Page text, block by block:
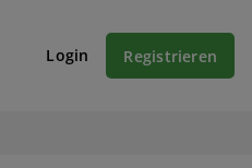
Login Registrieren